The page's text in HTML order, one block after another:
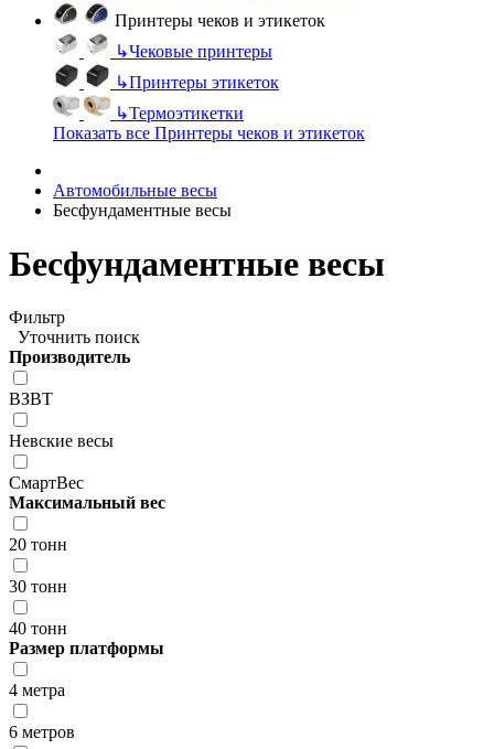
Принтеры чеков и этикеток
↳Чековые принтеры
↳Принтеры этикеток
↳Термоэтикетки
Показать все Принтеры чеков и этикеток
Автомобильные весы
Бесфундаментные весы
Бесфундаментные весы
Фильтр
Уточнить поиск
Производитель
ВЗВТ
Невские весы
СмартВес
Максимальный вес
20 тонн
30 тонн
40 тонн
Размер платформы
4 метра
6 метров